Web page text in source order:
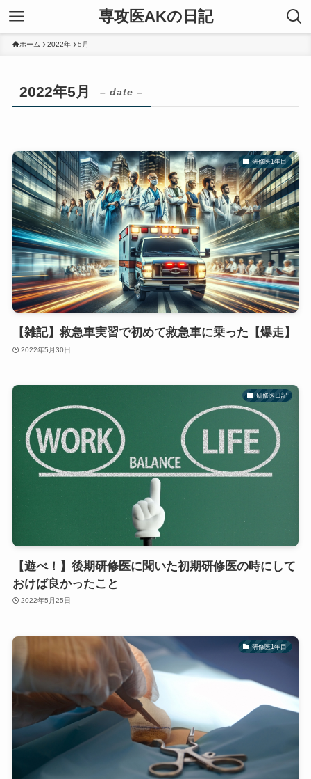
専攻医AKの日記
ホーム 2022年 5月
2022年5月 – date –
研修医1年目
【雑記】救急車実習で初めて救急車に乗った【爆走】
2022年5月30日
研修医日記
【遊べ！】後期研修医に聞いた初期研修医の時にして
おけば良かったこと
2022年5月25日
研修医1年目